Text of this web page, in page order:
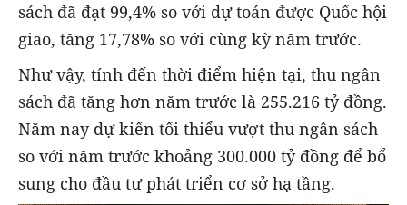
sách đã đạt 99,4% so với dự toán được Quốc hội
giao, tăng 17,78% so với cùng kỳ năm trước.
Như vậy, tính đến thời điểm hiện tại, thu ngân
sách đã tăng hơn năm trước là 255.216 tỷ đồng.
Năm nay dự kiến tối thiểu vượt thu ngân sách
so với năm trước khoảng 300.000 tỷ đồng để bổ
sung cho đầu tư phát triển cơ sở hạ tầng.